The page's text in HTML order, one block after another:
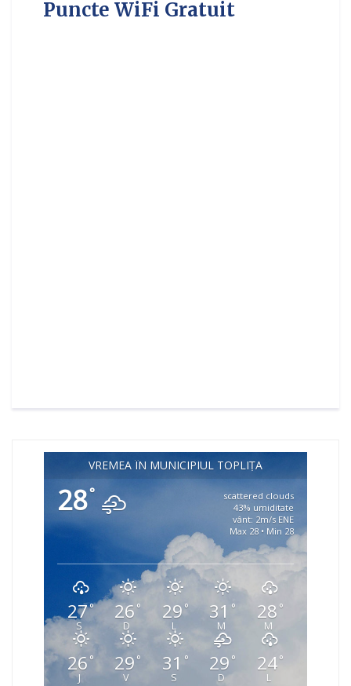
Puncte WiFi Gratuit
VREMEA ÎN MUNICIPIUL TOPLIȚA
28°
scattered clouds
43% umiditate
vânt: 2m/s ENE
Max 28 • Min 28
27°
S
26 °
D
29°
L
31 °
M
28 °
M
26 °
J
29 °
V
31 °
S
29 °
D
24°
L